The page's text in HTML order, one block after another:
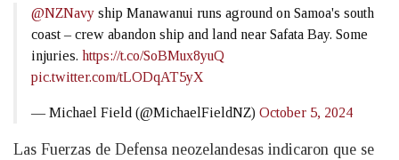
@NZNavy ship Manawanui runs aground on Samoa's south
coast – crew abandon ship and land near Safata Bay. Some
injuries. https://t.co/SoBMux8yuQ
pic.twitter.com/tLODqAT5yX
— Michael Field (@MichaelFieldNZ) October 5, 2024
Las Fuerzas de Defensa neozelandesas indicaron que se